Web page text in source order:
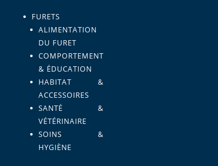
FURETS
ALIMENTATION
DU FURET
COMPORTEMENT
& ÉDUCATION
HABITAT &
ACCESSOIRES
SANTÉ &
VÉTÉRINAIRE
SOINS &
HYGIÈNE